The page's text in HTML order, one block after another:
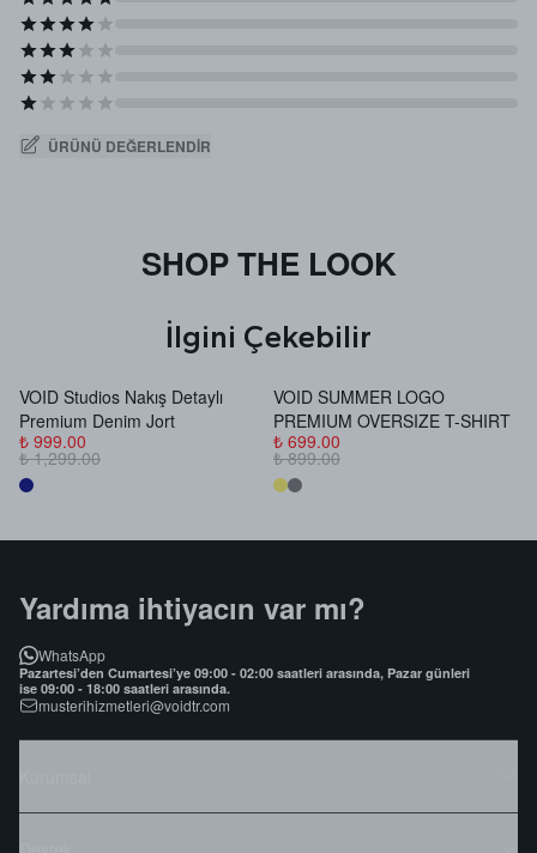
ÜRÜNÜ DEĞERLENDIR
SHOP THE LOOK
İlgini Çekebilir
VOID Studios Nakış Detaylı
Premium Denim Jort
₺ 999.00
₺ 1,299.00
VOID SUMMER LOGO
PREMIUM OVERSIZE T-SHIRT
₺ 699.00
₺ 899.00
Yardıma ihtiyacın var mı?
WhatsApp
Pazartesi’den Cumartesi’ye 09:00 - 02:00 saatleri arasında, Pazar günleri
ise 09:00 - 18:00 saatleri arasında.
musterihizmetleri@voidtr.com